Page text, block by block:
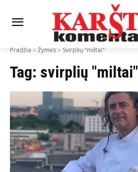
Pradžia Žymės Svirplių "miltai"
Tag: svirplių "miltai"